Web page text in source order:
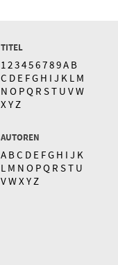
TITEL
1 23456789A B
C D E FG H I J K L M
N O PQ R ST U VW
X Y Z
AUTOREN
A BC D E FG H I J K
L M N O PQ R ST U
VWX Y Z